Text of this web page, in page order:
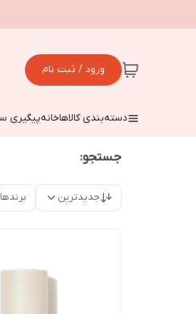
ورود / ثبت نام
دسته‌بندی کالاهاخانهپیگیری
جستجو:
جدیدترین برندها